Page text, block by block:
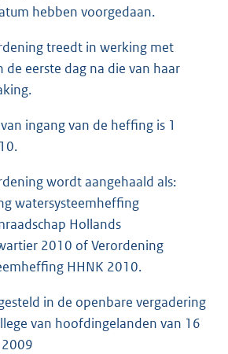
hebben voorgedaan.
treedt in werking met
de eerste dag na die van haar
ingang van de heffing is 1
wordt aangehaald als:
watersysteemheffing
Hollands
2010 of Verordening
HHNK 2010.
in de openbare vergadering
van hoofdingelanden van 16